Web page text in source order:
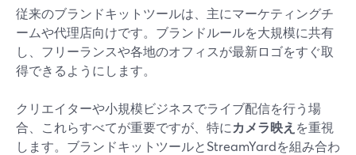
従来のブランドキットツールは、主にマーケティングチ
ームや代理店向けです。ブランドルールを大規模に共有
し、フリーランスや各地のオフィスが最新ロゴをすぐ取
得できるようにします。
クリエイターや小規模ビジネスでライブ配信を行う場
合、これらすべてが重要ですが、特にカメラ映え を重視
します。ブランドキットツールとStreamYardを組み合わ